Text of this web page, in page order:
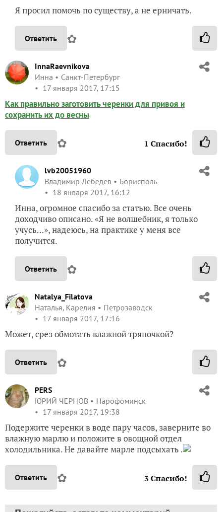
Я просил помочь по существу, а не ерничать.
Ответить ✿
InnaRaevnikova
Инна
Санкт-Петербург
17 января 2017, 17:15
Как правильно заготовить черенки для привоя и
сохранить их до весны
Ответить ✿ 1 Спасибо!
lvb20051960
Владимир Лебедев
Борисполь
18 января 2017, 16:12
Инна, огромное спасибо за статью. Все очень
доходчиво описано. «Я не волшебник, я только
учусь...», надеюсь, на практике у меня все
получится.
Ответить ✿
Natalya_Filatova
Наталья, Карелия
Петрозаводск
17 января 2017, 17:16
Может, срез обмотать влажной тряпочкой?
Ответить ✿
PERS
ЮРИЙ ЧЕРНОВ
Нарофоминск
17 января 2017, 19:38
Подержите черенки в воде пару часов, заверните во
влажную марлю и положите в овощной отдел
холодильника. Не давайте марле подсыхать .
Ответить ✿ 3Спасибо!